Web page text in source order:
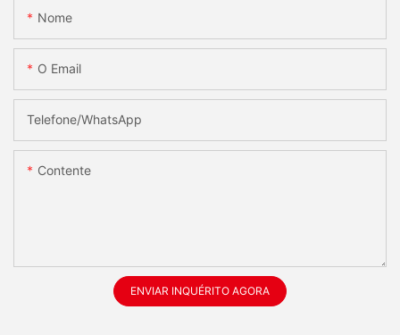
Nome
O Email
Telefone/whatsApp
Contente
ENVIAR INQUÉRITO AGORA